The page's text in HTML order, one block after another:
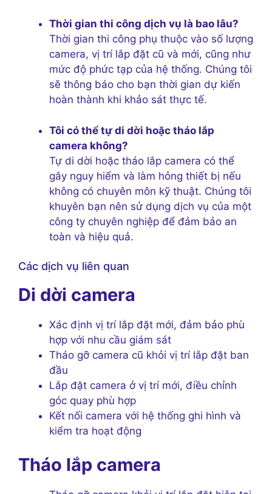
Thời gian thi công dịch vụ là bao lâu?
Thời gian thi công phụ thuộc vào số lượng
camera, vị trí lắp đặt cũ và mới, cũng như
mức độ phức tạp của hệ thống. Chúng tôi
sẽ thông báo cho bạn thời gian dự kiến
hoàn thành khi khảo sát thực tế.
Tôi có thể tự di dời hoặc tháo lắp
camera không?
Tự di dời hoặc tháo lắp camera có thể
gây nguy hiểm và làm hỏng thiết bị nếu
không có chuyên môn kỹ thuật. Chúng tôi
khuyên bạn nên sử dụng dịch vụ của một
công ty chuyên nghiệp để đảm bảo an
toàn và hiệu quả.
Các dịch vụ liên quan
Di dời camera
Xác định vị trí lắp đặt mới, đảm bảo phù
hợp với nhu cầu giám sát
Tháo gỡ camera cũ khỏi vị trí lắp đặt ban
đầu
Lắp đặt camera ở vị trí mới, điều chỉnh
góc quay phù hợp
Kết nối camera với hệ thống ghi hình và
kiểm tra hoạt động
Tháo lắp camera